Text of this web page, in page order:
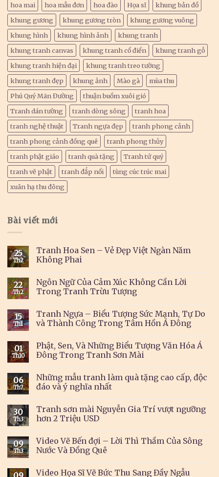
hoa mai
hoa mẫu đơn hoa đào Họa sĩ
khung bản đồ
khung gương
khung gương tròn
khung gương vuông
khung hình
khung hình ảnh
khung tranh
khung tranh canvas
khung tranh cổ điển
khung tranh gỗ
khung tranh hiện đại
khung tranh treo tường
khung tranh đẹp
khung ảnh Mào gà
mùa thu
Phú Quý Mãn Đường
thuận buồm xuôi gió
Tranh dán tường
tranh dòng sông
tranh hoa
tranh nghệ thuật
Tranh ngựa đẹp
tranh phong cảnh
tranh phong cảnh đồng quê
tranh phong thủy
tranh phật giáo
tranh quà tặng
Tranh tứ quý
tranh vẽ phật
tranh đắp nổi
tùng cúc trúc mai
xuân hạ thu đông
Bài viết mới
25
Th2
Tranh Hoa Sen – Vẻ Đẹp Việt Ngàn Năm
Không Phai
22
Th2
Ngôn Ngữ Của Cảm Xúc Không Cần Lời
Trong Tranh Trừu Tượng
15
Th1
Tranh Ngựa – Biểu Tượng Sức Mạnh, Tự Do
và Thành Công Trong Tâm Hồn Á Đông
01
Th10
Phật, Sen, Và Những Biểu Tượng Văn Hóa Á
Đông Trong Tranh Sơn Mài
06
Th7
Những mẫu tranh làm quà tặng cao cấp, độc
đáo và ý nghĩa nhất
30
Th3
Tranh sơn mài Nguyễn Gia Trí vượt ngưỡng
hơn 2 Triệu USD
09
Th3
Video Vẽ Bến đợi – Lời Thì Thầm Của Sông
Nước Và Đồng Quê
Video Họa Sĩ Vẽ Bức Thu Sang Đầy Ngẫu